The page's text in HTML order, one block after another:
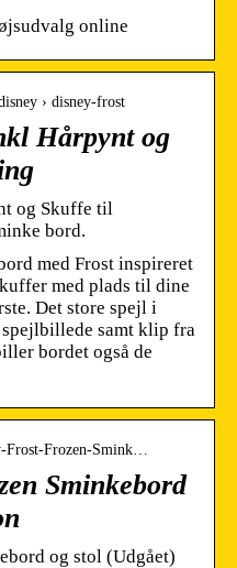
online
› disney-frost
Hårpynt og
og Skuffe til
bord.
med Frost inspireret
med plads til dine
Det store spejl i
samt klip fra
bordet også de
Frost-Frozen-Smink…
Sminkebord
og stol (Udgået)